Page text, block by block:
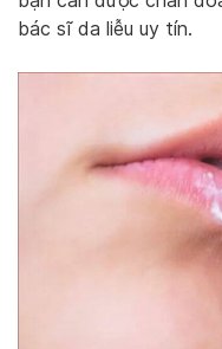
bác sĩ da liễu uy tín.